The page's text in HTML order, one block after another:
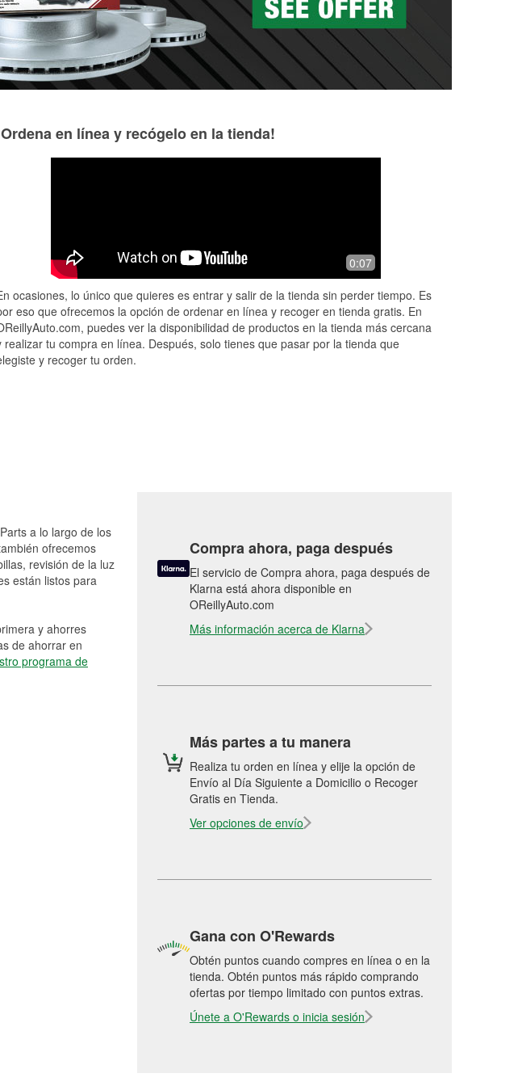
was very helpful and friendly.
About a month ago Cody helped put in
a new battery in my wife’s Buick.
Saved the day.
replaced under
en línea y recógelo en la tienda!
0:07
ocasiones, lo único que quieres es entrar y salir de la tienda sin perder tiempo. Es
eso que ofrecemos la opción de ordenar en línea y recoger en tienda gratis. En
puedes ver la disponibilidad de productos en la tienda más cercana
realizar tu compra en línea. Después, solo tienes que pasar por la tienda que
y recoger tu orden.
a lo largo de los
ofrecemos
revisión de la luz
están listos para
y ahorres
de ahorrar en
programa de
Compra ahora, paga después
El servicio de Compra ahora, paga después de
Klarna está ahora disponible en
OReillyAuto.com
Más información acerca de Klarna
Más partes a tu manera
Realiza tu orden en línea y elije la opción de
Envío al Día Siguiente a Domicilio o Recoger
Gratis en Tienda.
Ver opciones de envío
Gana con O'Rewards
Obtén puntos cuando compres en línea o en la
tienda. Obtén puntos más rápido comprando
ofertas por tiempo limitado con puntos extras.
Únete a O'Rewards o inicia sesión